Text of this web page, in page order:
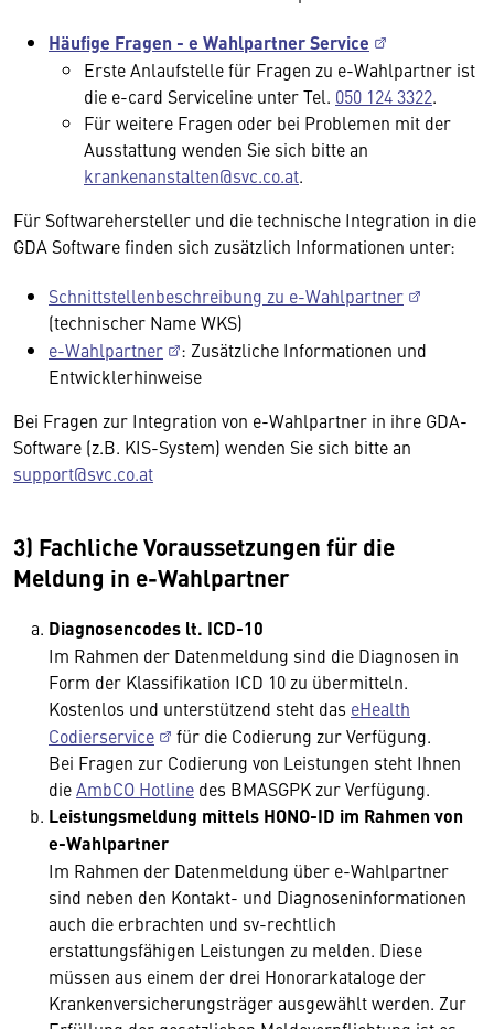
Häufige Fragen - e Wahlpartner Service
Erste Anlaufstelle für Fragen zu e-Wahlpartner ist
die e-card Serviceline unter Tel. 050 124 3322.
Für weitere Fragen oder bei Problemen mit der
Ausstattung wenden Sie sich bitte an
krankenanstalten@svc.co.at.
Für Softwarehersteller und die technische Integration in die
GDA Software finden sich zusätzlich Informationen unter:
Schnittstellenbeschreibung zu e-Wahlpartner
(technischer Name WKS)
e-Wahlpartner
: Zusätzliche Informationen und
Entwicklerhinweise
Bei Fragen zur Integration von e-Wahlpartner in ihre GDA-
Software (z.B. KIS-System) wenden Sie sich bitte an
support@svc.co.at
3) Fachliche Voraussetzungen für die
Meldung in e-Wahlpartner
Diagnosencodes lt. ICD-10
Im Rahmen der Datenmeldung sind die Diagnosen in
Form der Klassifikation ICD 10 zu übermitteln.
Kostenlos und unterstützend steht das eHealth
Codierservice
für die Codierung zur Verfügung.
Bei Fragen zur Codierung von Leistungen steht Ihnen
dieAmbCO Hotline des BMASGPK zur Verfügung.
Leistungsmeldung mittels HONO-ID im Rahmen von
e-Wahlpartner
Im Rahmen der Datenmeldung über e-Wahlpartner
sind neben den Kontakt- und Diagnoseninformationen
auch die erbrachten und sv-rechtlich
erstattungsfähigen Leistungen zu melden. Diese
müssen aus einem der drei Honorarkataloge der
Krankenversicherungsträger ausgewählt werden. Zur